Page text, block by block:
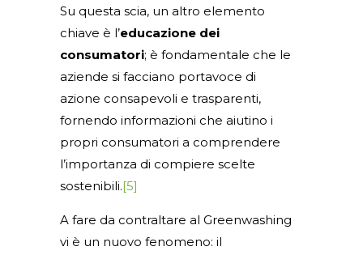
Su questa scia, un altro elemento
chiave è l’educazione dei
consumatori; è fondamentale che le
aziende si facciano portavoce di
azione consapevoli e trasparenti,
fornendo informazioni che aiutino i
propri consumatori a comprendere
l’importanza di compiere scelte
sostenibili.[5]
A fare da contraltare al Greenwashing
vi è un nuovo fenomeno: il